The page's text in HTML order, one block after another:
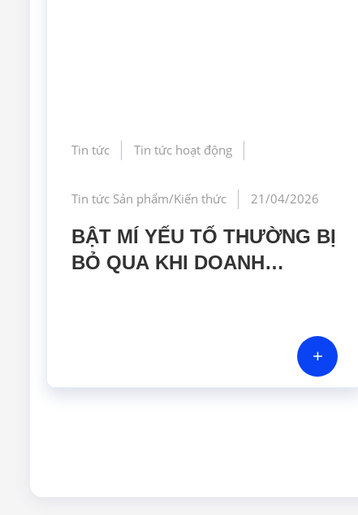
Tin tức Tin tức hoạt động
Tin tức Sản phẩm/Kiến thức 21/04/2026
BẬT MÍ YẾU TỐ THƯỜNG BỊ
BỎ QUA KHI DOANH
+